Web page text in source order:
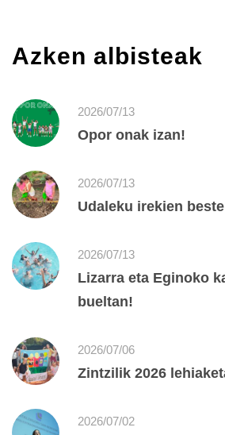
Azken albisteak
2026/07/13
Opor onak izan!
2026/07/13
Udaleku irekien
2026/07/13
Lizarra eta Eginoko
bueltan!
2026/07/06
Zintzilik 2026
2026/07/02